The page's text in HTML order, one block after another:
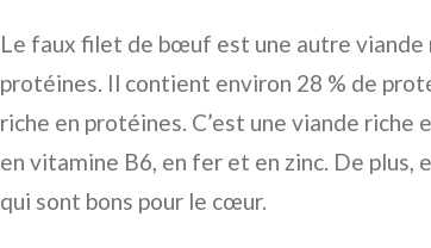
Le faux filet de bœuf est une autre
protéines. Il contient environ 28 % de
riche en protéines. C’est une viande
en vitamine B6, en fer et en zinc. De
qui sont bons pour le cœur.